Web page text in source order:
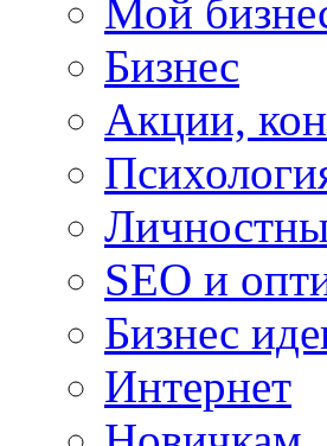
Мой
Бизнес
Акции,
SEO и
Бизнес
Интернет